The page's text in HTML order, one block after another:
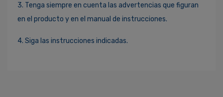
3. Tenga siempre en cuenta las advertencias que figuran
en el producto y en el manual de instrucciones.
4. Siga las instrucciones indicadas.